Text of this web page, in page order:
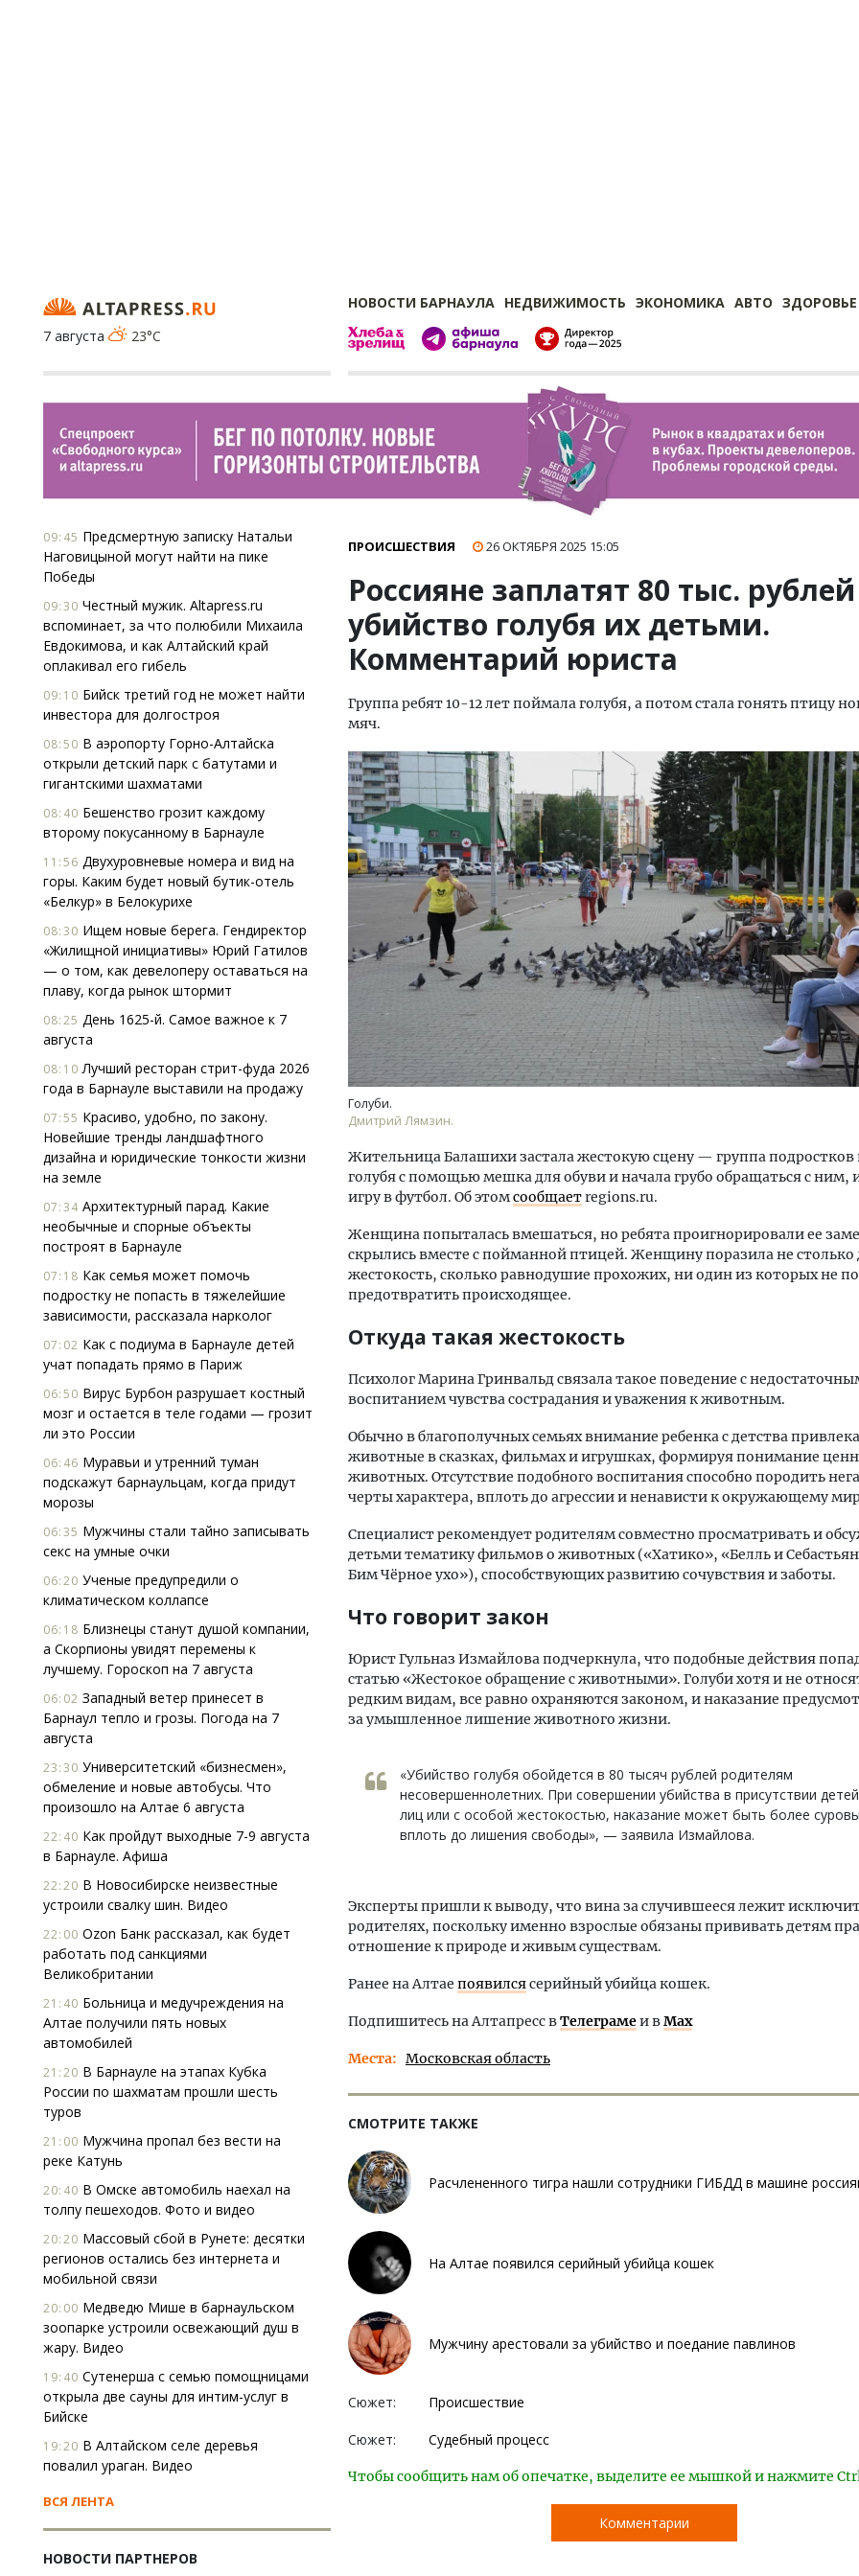
НОВОСТИ БАРНАУЛА НЕДВИЖИМОСТЬ ЭКОНОМИКА АВТО ЗДОРОВЬЕ
7 августа
23°C
09:45 Предсмертную записку Натальи
Наговицыной могут найти на пике
Победы
09:30 Честный мужик. Altapress.ru
вспоминает, за что полюбили Михаила
Евдокимова, и как Алтайский край
оплакивал его гибель
09:10 Бийск третий год не может найти
инвестора для долгостроя
08:50 В аэропорту Горно-Алтайска
открыли детский парк с батутами и
гигантскими шахматами
08:40 Бешенство грозит каждому
второму покусанному в Барнауле
11:56 Двухуровневые номера и вид на
горы. Каким будет новый бутик-отель
«Белкур» в Белокурихе
08:30 Ищем новые берега. Гендиректор
«Жилищной инициативы» Юрий Гатилов
— о том, как девелоперу оставаться на
плаву, когда рынок штормит
08:25 День 1625-й. Самое важное к 7
августа
08:10 Лучший ресторан стрит-фуда 2026
года в Барнауле выставили на продажу
07:55 Красиво, удобно, по закону.
Новейшие тренды ландшафтного
дизайна и юридические тонкости жизни
на земле
07:34 Архитектурный парад. Какие
необычные и спорные объекты
построят в Барнауле
07:18 Как семья может помочь
подростку не попасть в тяжелейшие
зависимости, рассказала нарколог
07:02 Как с подиума в Барнауле детей
учат попадать прямо в Париж
06:50 Вирус Бурбон разрушает костный
мозг и остается в теле годами — грозит
ли это России
06:46 Муравьи и утренний туман
подскажут барнаульцам, когда придут
морозы
06:35 Мужчины стали тайно записывать
секс на умные очки
06:20 Ученые предупредили о
климатическом коллапсе
06:18 Близнецы станут душой компании,
а Скорпионы увидят перемены к
лучшему. Гороскоп на 7 августа
06:02 Западный ветер принесет в
Барнаул тепло и грозы. Погода на 7
августа
23:30 Университетский «бизнесмен»,
обмеление и новые автобусы. Что
произошло на Алтае 6 августа
22:40 Как пройдут выходные 7-9 августа
в Барнауле. Афиша
22:20 В Новосибирске неизвестные
устроили свалку шин. Видео
22:00 Ozon Банк рассказал, как будет
работать под санкциями
Великобритании
21:40 Больница и медучреждения на
Алтае получили пять новых
автомобилей
21:20 В Барнауле на этапах Кубка
России по шахматам прошли шесть
туров
21:00 Мужчина пропал без вести на
реке Катунь
20:40 В Омске автомобиль наехал на
толпу пешеходов. Фото и видео
20:20 Массовый сбой в Рунете: десятки
регионов остались без интернета и
мобильной связи
20:00 Медведю Мише в барнаульском
зоопарке устроили освежающий душ в
жару. Видео
19:40 Сутенерша с семью помощницами
открыла две сауны для интим-услуг в
Бийске
19:20 В Алтайском селе деревья
повалил ураган. Видео
ВСЯ ЛЕНТА
НОВОСТИ ПАРТНЕРОВ
ПРОИСШЕСТВИЯ 26 ОКТЯБРЯ 2025 15:05
Россияне заплатят 80 тыс.
убийство голубя их детьми.
Комментарий юриста
Группа ребят 10-12 лет поймала голубя, а потом стала гонять птицу
мяч.
Голуби.
Дмитрий Лямзин.
Жительница Балашихи застала жестокую сцену — группа
голубя с помощью мешка для обуви и начала грубо обращаться с ним,
игру в футбол. Об этомсообщаетregions.ru.
Женщина попыталась вмешаться, но ребята проигнорировали ее
скрылись вместе с пойманной птицей. Женщину поразила не столько
жестокость, сколько равнодушие прохожих, ни один из которых не
предотвратить происходящее.
Откуда такая жестокость
Психолог Марина Гринвальд связала такое поведение с
воспитанием чувства сострадания и уважения к животным.
Обычно в благополучных семьях внимание ребенка с детства
животные в сказках, фильмах и игрушках, формируя понимание
животных. Отсутствие подобного воспитания способно породить
черты характера, вплоть до агрессии и ненависти к окружающему
Специалист рекомендует родителям совместно просматривать и
детьми тематику фильмов о животных («Хатико», «Белль и
Бим Чёрное ухо»), способствующих развитию сочувствия и заботы.
Что говорит закон
Юрист Гульназ Измайлова подчеркнула, что подобные действия
статью «Жестокое обращение с животными». Голуби хотя и не
редким видам, все равно охраняются законом, и наказание
за умышленное лишение животного жизни.
«Убийство голубя обойдется в 80 тысяч рублей родителям
несовершеннолетних. При совершении убийства в присутствии
лиц или с особой жестокостью, наказание может быть более
вплоть до лишения свободы», — заявила Измайлова.
Эксперты пришли к выводу, что вина за случившееся лежит
родителях, поскольку именно взрослые обязаны прививать детям
отношение к природе и живым существам.
Ранее на Алтае появилсясерийный убийца кошек.
Подпишитесь на Алтапресс вТелеграмеи вMax
Места Московская область
СМОТРИТЕ ТАКЖЕ
Расчлененного тигра нашли сотрудники ГИБДД в машине
На Алтае появился серийный убийца кошек
Мужчину арестовали за убийство и поедание павлинов
Сюжет: Происшествие
Сюжет: Судебный процесс
Чтобы сообщить нам об опечатке, выделите ее мышкой и нажмите
Комментарии
Ищем новые берега. Гендиректор
Гатилов — о том, как девелоперу
оставаться на плаву, когда рынок
штормит
СТРОИТЕЛЬСТВО
Смелость архитектурных идей.
Генеральный директор компании
ЗИАС — об эстетике городов,
трендах в фасадах и развитии рынка
Архитектурный код
земли. Мощение
плитами становится
стандартом